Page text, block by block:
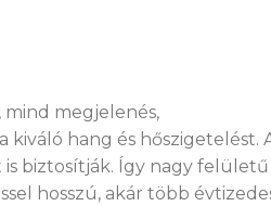
megjelenés,
hang és hőszigetelést.
biztosítják. Így nagy felületű
hosszú, akár több